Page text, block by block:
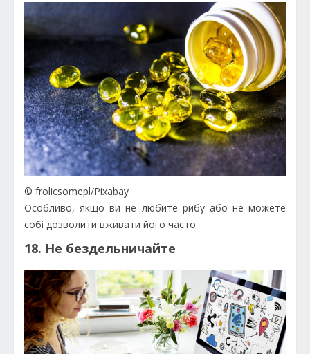
© frolicsomepl/Pixabay
Особливо, якщо ви не любите рибу або не можете
собі дозволити вживати його часто.
18. Не бездельничайте